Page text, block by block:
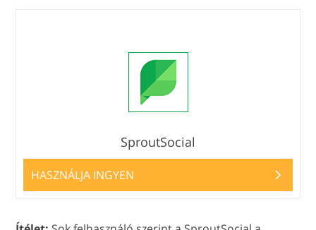
SproutSocial
HASZNÁLJA INGYEN